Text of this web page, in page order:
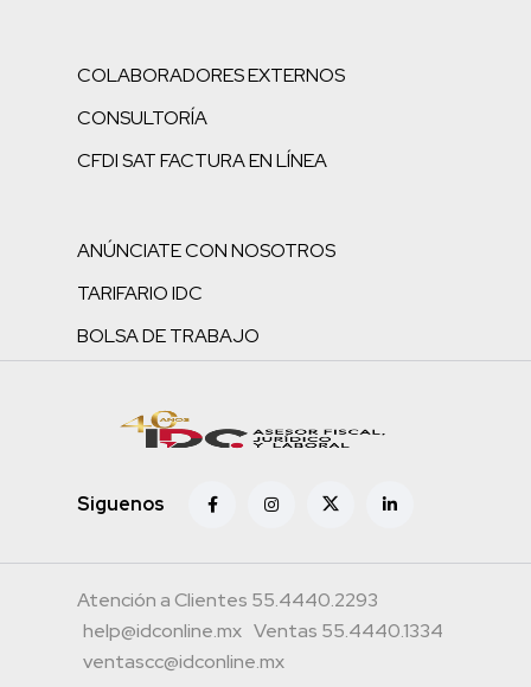
COLABORADORES EXTERNOS
CONSULTORÍA
CFDI SAT FACTURA EN LÍNEA
ANÚNCIATE CON NOSOTROS
TARIFARIO IDC
BOLSA DE TRABAJO
Siguenos
Atención a Clientes 55.4440.2293
help@idconline.mx Ventas 55.4440.1334
ventascc@idconline.mx